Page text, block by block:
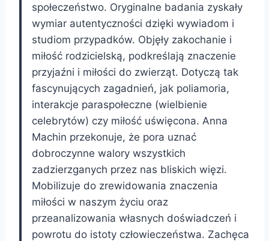
społeczeństwo. Oryginalne badania zyskały
wymiar autentyczności dzięki wywiadom i
studiom przypadków. Objęły zakochanie i
miłość rodzicielską, podkreślają znaczenie
przyjaźni i miłości do zwierząt. Dotyczą tak
fascynujących zagadnień, jak poliamoria,
interakcje paraspołeczne (wielbienie
celebrytów) czy miłość uświęcona. Anna
Machin przekonuje, że pora uznać
dobroczynne walory wszystkich
zadzierzganych przez nas bliskich więzi.
Mobilizuje do zrewidowania znaczenia
miłości w naszym życiu oraz
przeanalizowania własnych doświadczeń i
powrotu do istoty człowieczeństwa. Zachęca